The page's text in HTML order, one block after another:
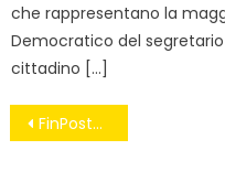
che rappresentano la
Democratico del
cittadino […]
Navigazione
FinPosteItalia e gli effetti della mala politica